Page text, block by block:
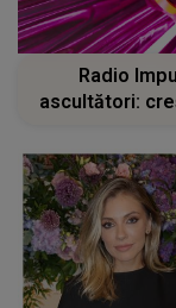
Radio
ascultători: